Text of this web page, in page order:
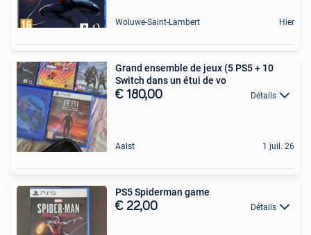
Woluwe-Saint-Lambert Hier
Grand ensemble de jeux (5 PS5 + 10
Switch dans un étui de vo
€ 180,00 Détails
Aalst 1 juil. 26
PS5 Spiderman game
€ 22,00 Détails